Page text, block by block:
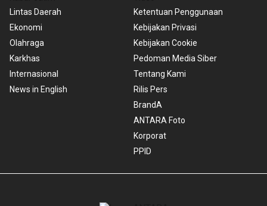
Lintas Daerah
Ekonomi
Olahraga
Karkhas
Internasional
News in English
Ketentuan Penggunaan
Kebijakan Privasi
Kebijakan Cookie
Pedoman Media Siber
Tentang Kami
Rilis Pers
BrandA
ANTARA Foto
Korporat
PPID